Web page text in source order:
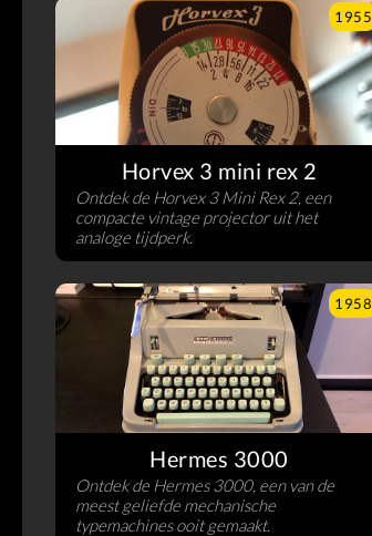
1955
Horvex 3 mini rex 2
Ontdek de Horvex 3 Mini Rex 2, een
compacte vintage projector uit het
analoge tijdperk.
1958
Hermes 3000
Ontdek de Hermes 3000, een van de
meest geliefde mechanische
typemachines ooit gemaakt.